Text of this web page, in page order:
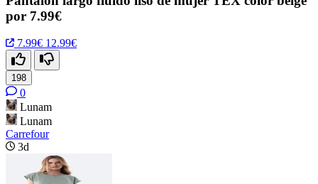
por 7.99€
7.99€ 12.99€
198
0
Lunam
Lunam
Carrefour
3d